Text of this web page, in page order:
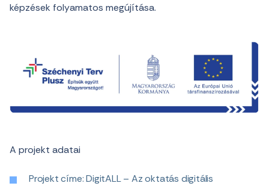
képzések folyamatos megújítása.
A projekt adatai
Projekt címe: DigitALL – Az oktatás digitális